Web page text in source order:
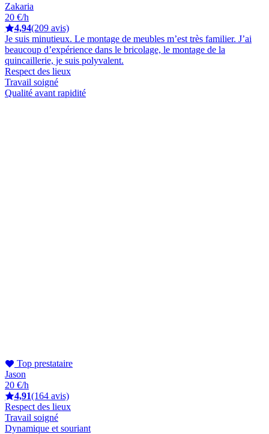
Zakaria
20 €/h
4,94(209 avis)
Je suis minutieux. Le montage de meubles m’est très familier. J’ai
beaucoup d’expérience dans le bricolage, le montage de la
quincaillerie, je suis polyvalent.
Respect des lieux
Travail soigné
Qualité avant rapidité
Top prestataire
Jason
20 €/h
4,91(164 avis)
Respect des lieux
Travail soigné
Dynamique et souriant